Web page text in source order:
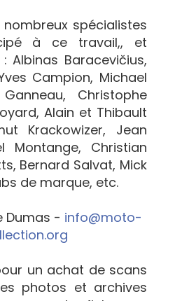
spécialistes
à ce travail,, et
Albinas Baracevičius,
Campion, Michael
Christophe
Alain et Thibault
Krackowizer, Jean
Montange, Christian
Bernard Salvat, Mick
de marque, etc.
Dumas - info@moto-
un achat de scans
photos et archives